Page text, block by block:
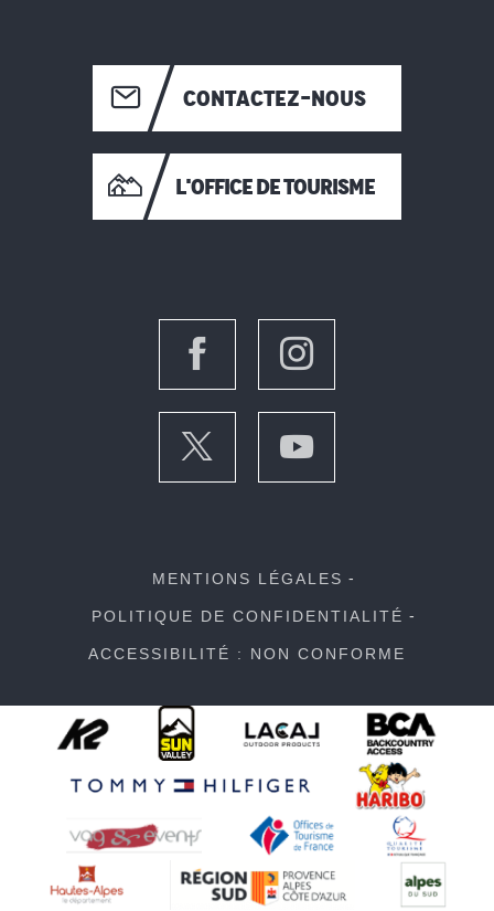
CONTACTEZ-NOUS
L'OFFICE DE TOURISME
MENTIONS LÉGALES
POLITIQUE DE CONFIDENTIALITÉ
ACCESSIBILITÉ : NON CONFORME